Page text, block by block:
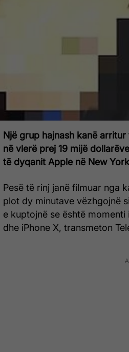
Një grup hajnash kanë
në vlerë prej 19 mijë
të dyqanit Apple në New
Pesë të rinj janë filmuar nga
plot dy minutave vëzhgojnë
e kuptojnë se është
dhe iPhone X, transmeton